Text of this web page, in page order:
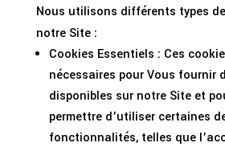
Nous utilisons différents types
notre Site :
Cookies Essentiels : Ces
nécessaires pour Vous fournir
disponibles sur notre Site et
permettre d’utiliser certaines
fonctionnalités, telles que